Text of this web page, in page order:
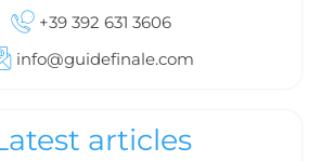
+39 392 631 3606
info@guidefinale.com
articles